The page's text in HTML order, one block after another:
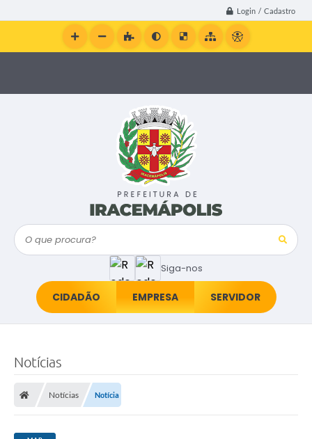
Login / Cadastro
Siga-nos
O que procura?
CIDADÃO EMPRESA SERVIDOR
Notícias
Notícias Notícia